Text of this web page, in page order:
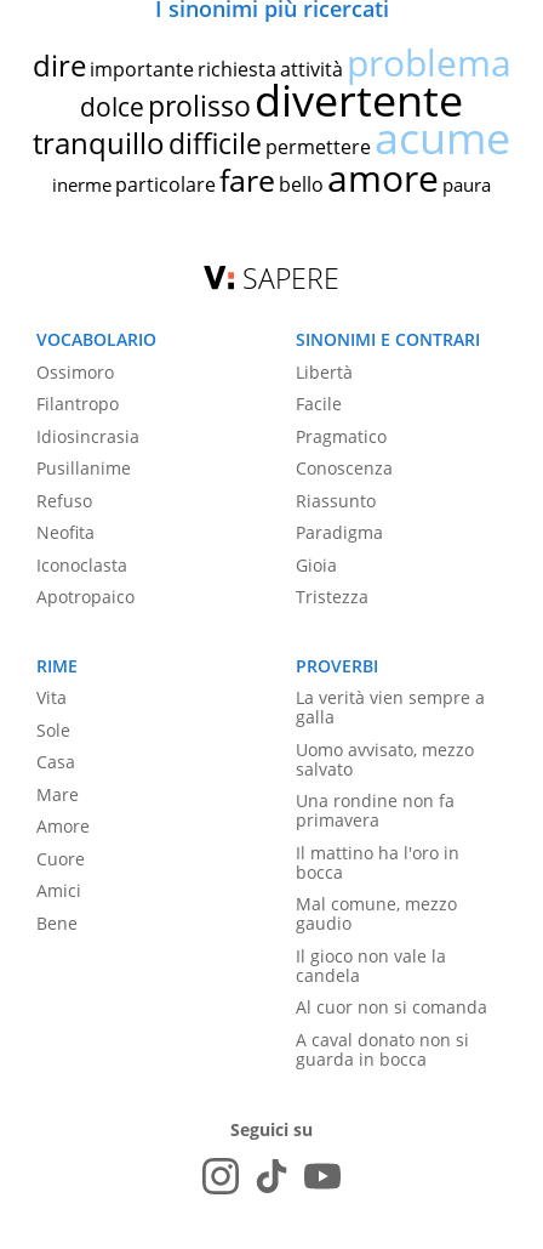
I sinonimi più ricercati
dire importante richiestaattività problema
dolce prolissodivertente
tranquillodifficile permettereacume
inerme particolarefare bello amore paura
SAPERE
VOCABOLARIO
Ossimoro
Filantropo
Idiosincrasia
Pusillanime
Refuso
Neofita
Iconoclasta
Apotropaico
SINONIMI E CONTRARI
Libertà
Facile
Pragmatico
Conoscenza
Riassunto
Paradigma
Gioia
Tristezza
RIME
Vita
Sole
Casa
Mare
Amore
Cuore
Amici
Bene
PROVERBI
La verità vien sempre a
galla
Uomo avvisato, mezzo
salvato
Una rondine non fa
primavera
Il mattino ha l'oro in
bocca
Mal comune, mezzo
gaudio
Il gioco non vale la
candela
Al cuor non si comanda
A caval donato non si
guarda in bocca
Seguici su